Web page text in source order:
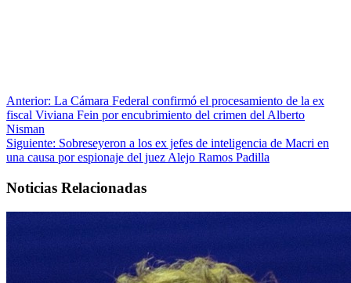
Anterior: La Cámara Federal confirmó el procesamiento de la ex
fiscal Viviana Fein por encubrimiento del crimen del Alberto
Nisman
Siguiente: Sobreseyeron a los ex jefes de inteligencia de Macri en
una causa por espionaje del juez Alejo Ramos Padilla
Noticias Relacionadas